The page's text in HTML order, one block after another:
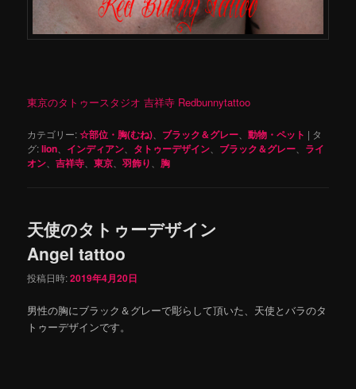
東京のタトゥースタジオ 吉祥寺 Redbunnytattoo
カテゴリー:☆部位・胸(むね)、 ブラック＆グレー、動物・ペット | タ
グ:lion、 インディアン、 タトゥーデザイン、 ブラック＆グレー、 ライ
オン、吉祥寺、東京、羽飾り、胸
天使のタトゥーデザイン
Angel tattoo
投稿日時:2019年4月20日
男性の胸にブラック＆グレーで彫らして頂いた、天使とバラのタ
トゥーデザインです。